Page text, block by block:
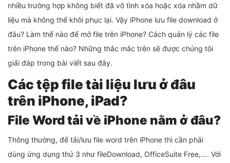
nhiều trường hợp không biết đã vô tình xóa hoặc xóa nhầm dữ
liệu mà không thể khôi phục lại. Vậy iPhone lưu file download ở
đâu? Làm thế nào để mở file trên iPhone? Cách quản lý các file
trên iPhone thế nào? Những thắc mắc trên sẽ được chúng tôi
giải đáp trong bài viết sau đây.
Các tệp file tài liệu lưu ở đâu
trên iPhone, iPad?
File Word tải về iPhone nằm ở đâu?
Thông thường, để tải/lưu file word trên iPhone thì cần phải
dùng ứng dụng thứ 3 như fileDownload, OfficeSuite Free,…. Với